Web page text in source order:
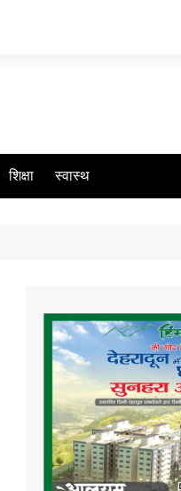
शिक्षा स्वास्थ